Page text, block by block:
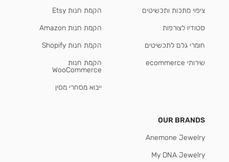
ציפוי מתכות ותכשיטים
סטודיו לצורפות
חומרי גלם לתכשיטים
שירותי ecommerce
הקמת חנות Etsy
הקמת חנות Amazon
הקמת חנות Shopify
הקמת חנות
WooCommerce
ייבוא מסחרי מסין
OUR BRANDS
Anemone Jewelry
My DNA Jewelry